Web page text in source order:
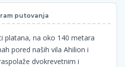
putovanja
platana, na oko 140 metara
pored naših vila Ahilion i
dvokrevetnim i